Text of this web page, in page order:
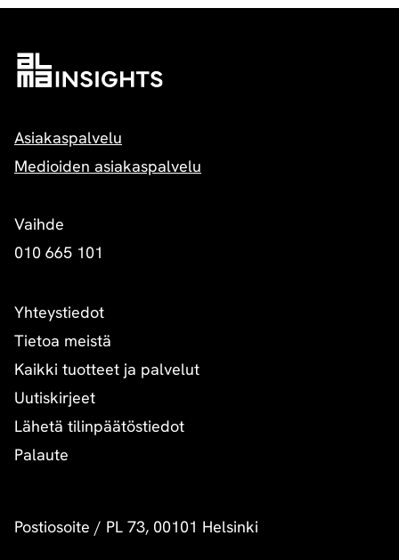
Asiakaspalvelu
Medioiden asiakaspalvelu
Vaihde
010 665 101
Yhteystiedot
Tietoa meistä
Kaikki tuotteet ja palvelut
Uutiskirjeet
Lähetä tilinpäätöstiedot
Palaute
Postiosoite / PL 73, 00101 Helsinki